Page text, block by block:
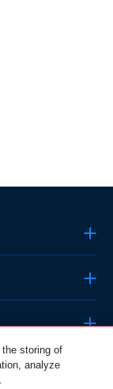
the storing of
analyze